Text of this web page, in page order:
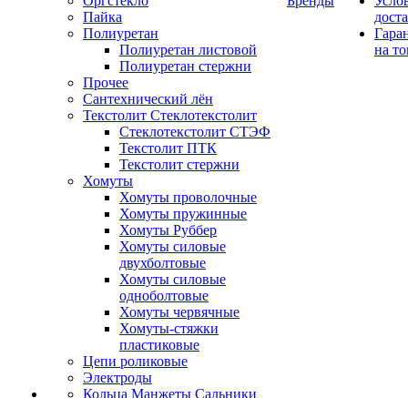
Пайка
Полиуретан
Полиуретан листовой
Полиуретан стержни
Прочее
Сантехнический лён
Текстолит Стеклотекстолит
Стеклотекстолит СТЭФ
Текстолит ПТК
Текстолит стержни
Хомуты
Хомуты проволочные
Хомуты пружинные
Хомуты Руббер
Хомуты силовые
двухболтовые
Хомуты силовые
одноболтовые
Хомуты червячные
Хомуты-стяжки
пластиковые
Цепи роликовые
Электроды
Кольца Манжеты Сальники
на